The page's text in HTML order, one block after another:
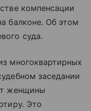
компенсации
балконе. Об этом
суда.
многоквартирных
заседании
женщины
Это